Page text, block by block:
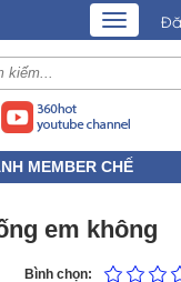
TOGGLE
MEMBER CHẾ
em không
Bình chọn: